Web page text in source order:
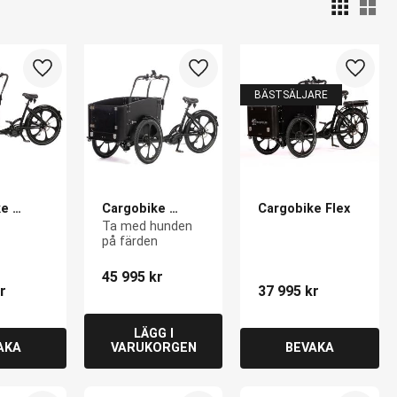
Lägg till i favoriter
Cargobike
Delight Dog 2.3
Ta med hunden
på färden
45 995kr
Lägg till i favoriter
Cargobike Flex
37 995 kr
BÄSTSÄLJARE
Lägg